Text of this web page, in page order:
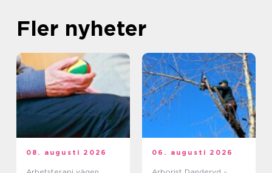
Fler nyheter
08. augusti 2026 06. augusti 2026